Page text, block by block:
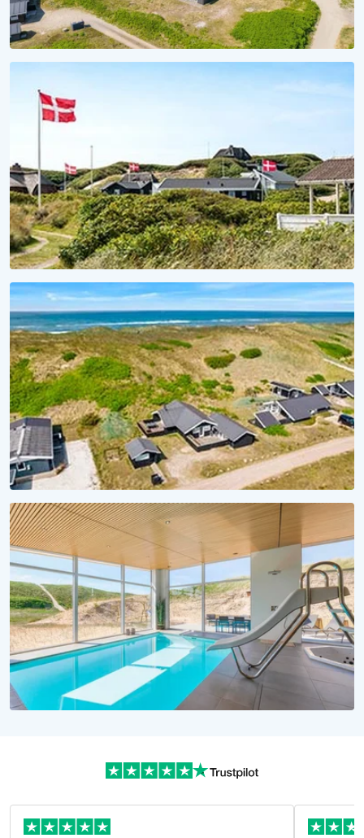
Ferienhaus 2028 reservieren
Unverbindlich reservieren, unvergesslich erleben
SAISON 2027
Für Meer Urlaubsvorfreude
Lieblingsferienhaus 2027 sichern!
KLEINER PREIS, MEER ERLEBEN
Urlaub unter 1000 Euro
Günstige Ferienhäuser jetzt buchen!
Alle Ferienhäuser mit Pool hier!